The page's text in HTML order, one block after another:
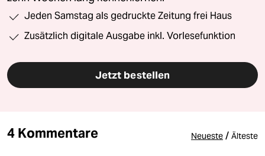
Jeden Samstag als gedruckte Zeitung frei Haus
Zusätzlich digitale Ausgabe inkl. Vorlesefunktion
Jetzt bestellen
4 Kommentare Neueste / Älteste